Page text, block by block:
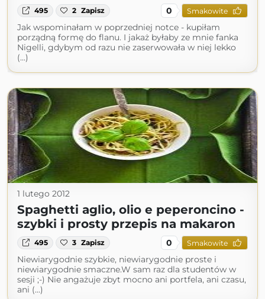
495 2 Zapisz 0 Smakowite
Jak wspominałam w poprzedniej notce - kupiłam
porządną formę do flanu. I jakaż byłaby ze mnie fanka
Nigelli, gdybym od razu nie zaserwowała w niej lekko
(...)
1 lutego 2012
Spaghetti aglio, olio e peperoncino -
szybki i prosty przepis na makaron
495 3 Zapisz 0 Smakowite
Niewiarygodnie szybkie, niewiarygodnie proste i
niewiarygodnie smaczne.W sam raz dla studentów w
sesji ;-) Nie angażuje zbyt mocno ani portfela, ani czasu,
ani (...)